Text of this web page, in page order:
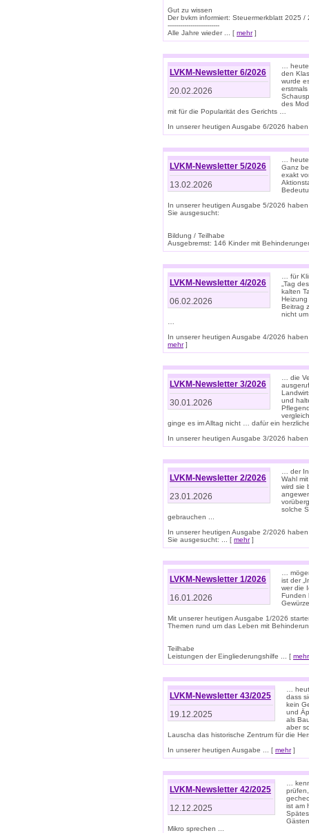
Gut zu wissen
Der bvkm informiert: Steuermerkblatt 2025 /
-------------------------
Alle Jahre wieder ... [ mehr]
LVKM-Newsletter 6/2026
20.02.2026
…
den
wurde
des
mit für die Popularität des Gerichts …
In unserer heutigen Ausgabe 6/2026
LVKM-Newsletter 5/2026
13.02.2026
…
Ganz
exakt
In unserer heutigen Ausgabe 5/2026
Sie ausgesucht:
Bildung / Teilhabe
Ausgebremst: 146 Kinder mit
LVKM-Newsletter 4/2026
06.02.2026
… für
„Tag
kalten
Beitrag
nicht
In unserer heutigen Ausgabe 4/2026
mehr]
LVKM-Newsletter 3/2026
30.01.2026
… die
und
ginge es im Alltag nicht … dafür ein
In unserer heutigen Ausgabe 3/2026
LVKM-Newsletter 2/2026
23.01.2026
… der
Wahl
wird sie
solche
gebrauchen ...
In unserer heutigen Ausgabe 2/2026
Sie ausgesucht: ... [ mehr]
LVKM-Newsletter 1/2026
16.01.2026
…
ist der
wer die
Funden
Mit unserer heutigen Ausgabe 1/2026
Themen rund um das Leben mit
Teilhabe
Leistungen der Eingliederungshilfe ... [ mehr
LVKM-Newsletter 43/2025
19.12.2025
…
dass
kein
und
als
aber
Lauscha das historische Zentrum für die
In unserer heutigen Ausgabe ... [ mehr]
LVKM-Newsletter 42/2025
12.12.2025
…
ist am
Mikro sprechen ...